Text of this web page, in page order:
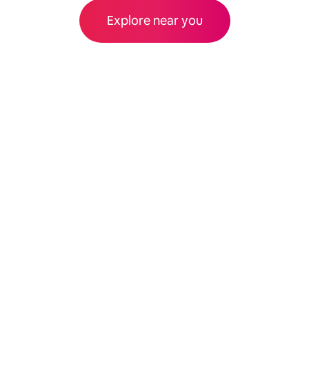
Explore near you